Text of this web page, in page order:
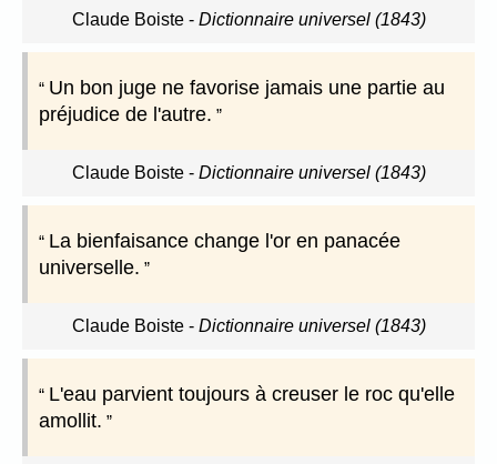
Claude Boiste- Dictionnaire universel (1843)
Un bon juge ne favorise jamais une partie au
préjudice de l'autre.
Claude Boiste- Dictionnaire universel (1843)
La bienfaisance change l'or en panacée
universelle.
Claude Boiste- Dictionnaire universel (1843)
L'eau parvient toujours à creuser le roc qu'elle
amollit.